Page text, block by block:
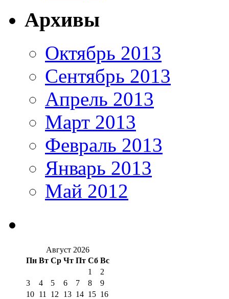
Архивы
Октябрь 2013
Сентябрь 2013
Апрель 2013
Март 2013
Февраль 2013
Январь 2013
Май 2012
Август 2026
Пн Вт Ср Чт Пт Сб Вс
1
2
3
4 5 6 7 8
9
10 11 12 13 14 15 16